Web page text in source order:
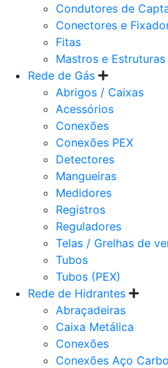
Condutores de
Conectores e
Fitas
Mastros e
Rede de Gás
Abrigos / Caixas
Acessórios
Conexões
Conexões PEX
Detectores
Mangueiras
Medidores
Registros
Reguladores
Telas / Grelhas de
Tubos
Tubos (PEX)
Rede de Hidrantes
Abraçadeiras
Caixa Metálica
Conexões
Conexões Aço